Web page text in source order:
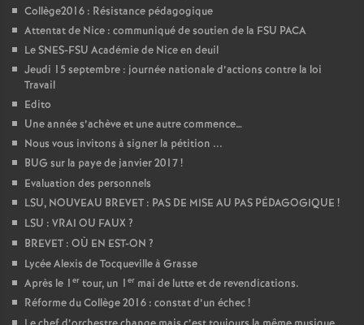
Collège2016 : Résistance pédagogique
Attentat de Nice : communiqué de soutien de la FSU PACA
Le SNES-FSU Académie de Nice en deuil
Jeudi 15 septembre : journée nationale d’actions contre la loi
Travail
Edito
Une année s’achève et une autre commence…
Nous vous invitons à signer la pétition ...
BUG sur la paye de janvier 2017!
Evaluation des personnels
LSU, NOUVEAU BREVET : PAS DE MISE AU PAS PÉDAGOGIQUE !
LSU : VRAI OU FAUX ?
BREVET : OÙ EN EST-ON ?
Lycée Alexis de Tocqueville à Grasse
Après le 1 er tour, un 1 er mai de lutte et de revendications.
Réforme du Collège 2016 : constat d’un échec!